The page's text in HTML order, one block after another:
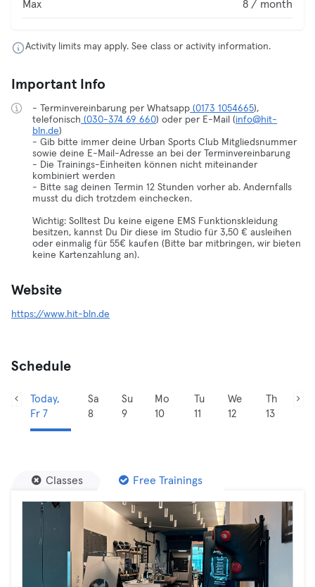
Max 8 / month
Activity limits may apply. See class or activity information.
Important Info
- Terminvereinbarung per Whatsapp (0173 1054665),
telefonisch (030-374 69 660) oder per E-Mail (info@hit-
bln.de)
- Gib bitte immer deine Urban Sports Club Mitgliedsnummer
sowie deine E-Mail-Adresse an bei der Terminvereinbarung
- Die Trainings-Einheiten können nicht miteinander
kombiniert werden
- Bitte sag deinen Termin 12 Stunden vorher ab. Andernfalls
musst du dich trotzdem einchecken.
Wichtig: Solltest Du keine eigene EMS Funktionskleidung
besitzen, kannst Du Dir diese im Studio für 3,50 € ausleihen
oder einmalig für 55€ kaufen (Bitte bar mitbringen, wir bieten
keine Kartenzahlung an).
Website
https://www.hit-bln.de
Schedule
Today,
Fr 7
Sa
8
Su
9
Mo
10
Tu
11
We
12
Th
13
Classes Free Trainings